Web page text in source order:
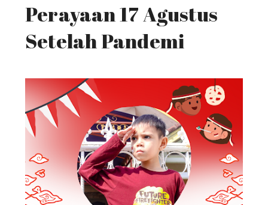
Perayaan 17 Agustus
Setelah Pandemi